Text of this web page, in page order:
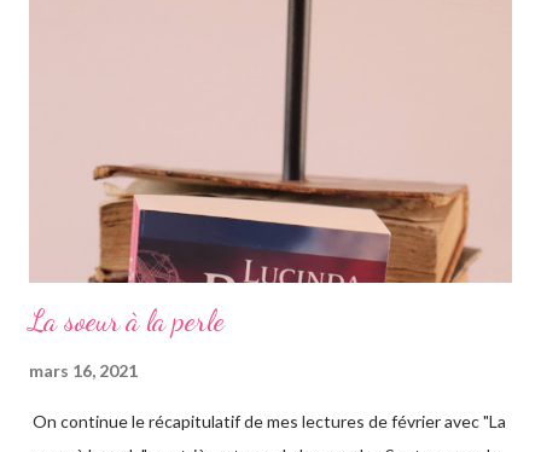
adopté six filles, issues de ses voyages qu'il élève à Genève en
également par Marina, appelée Ma, leur gouvernante/nounou
La soeur à la perle
mars 16, 2021
On continue le récapitulatif de mes lectures de février avec "La